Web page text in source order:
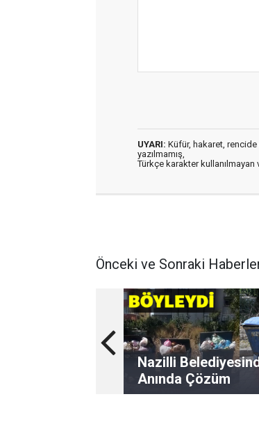
UYARI: Küfür, hakaret, rencide
yazılmamış,
Türkçe karakter kullanılmayan
Önceki ve Sonraki
Nazilli
Anında Çözüm